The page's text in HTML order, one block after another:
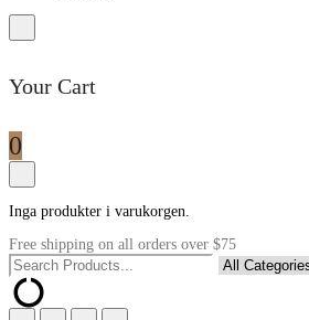
Your Cart
0
Inga produkter i varukorgen.
Free shipping on all orders over $75